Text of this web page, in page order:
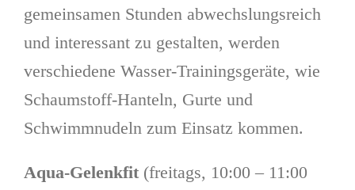
gemeinsamen Stunden abwechslungsreich
und interessant zu gestalten, werden
verschiedene Wasser-Trainingsgeräte, wie
Schaumstoff-Hanteln, Gurte und
Schwimmnudeln zum Einsatz kommen.
Aqua-Gelenkfit (freitags, 10:00 – 11:00